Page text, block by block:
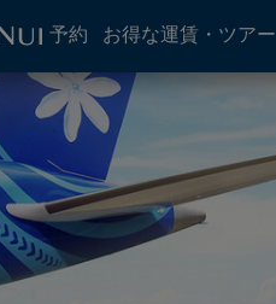
ATN:
Main
menu
block
予約 お得な運賃・ツアー